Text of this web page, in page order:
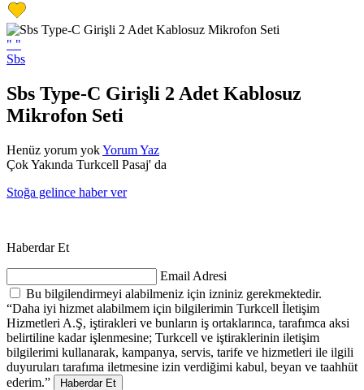
" "
Sbs
Sbs Type-C Girişli 2 Adet Kablosuz
Mikrofon Seti
Henüz yorum yokYorum Yaz
Çok Yakında Turkcell Pasaj' da
Stoğa gelince haber ver
Haberdar Et
Email Adresi
Bu bilgilendirmeyi alabilmeniz için izniniz gerekmektedir.
“Daha iyi hizmet alabilmem için bilgilerimin Turkcell İletişim
Hizmetleri A.Ş, iştirakleri ve bunların iş ortaklarınca, tarafımca aksi
belirtiline kadar işlenmesine; Turkcell ve iştiraklerinin iletişim
bilgilerimi kullanarak, kampanya, servis, tarife ve hizmetleri ile ilgili
duyuruları tarafıma iletmesine izin verdiğimi kabul, beyan ve taahhüt
ederim.”
Haberdar Et